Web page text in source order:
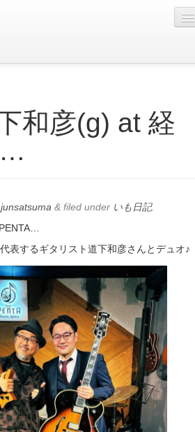
和彦(g) at 経
junsatsuma & filed under いも日記.
表するギタリスト道下和彦さんとデュオ♪